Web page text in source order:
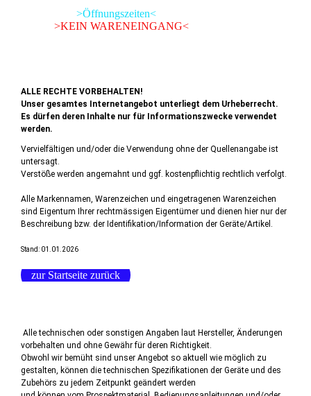
>Öffnungszeiten<
>KEIN WARENEINGANG<
ALLE RECHTE VORBEHALTEN!
Unser gesamtes Internetangebot unterliegt dem Urheberrecht.
Es dürfen deren Inhalte nur für Informationszwecke verwendet
werden.
Vervielfältigen und/oder die Verwendung ohne der Quellenangabe ist
untersagt.
Verstöße werden angemahnt und ggf. kostenpflichtig rechtlich verfolgt.
Alle Markennamen, Warenzeichen und eingetragenen Warenzeichen
sind Eigentum Ihrer rechtmässigen Eigentümer und dienen hier nur der
Beschreibung bzw. der Identifikation/Information der Geräte/Artikel.
Stand: 01.01.2026
zur Startseite zurück
Alle technischen oder sonstigen Angaben laut Hersteller, Änderungen
vorbehalten und ohne Gewähr für deren Richtigkeit.
Obwohl wir bemüht sind unser Angebot so aktuell wie möglich zu
gestalten, können die technischen Spezifikationen der Geräte und des
Zubehörs zu jedem Zeitpunkt geändert werden